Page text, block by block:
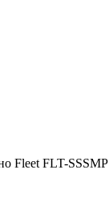
Fleet FLT-SSSMP